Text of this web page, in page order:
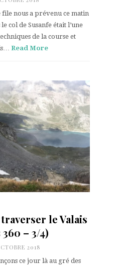
file nous a prévenu ce matin
col de Susanfe était l’une
de la course et
Read More
le Valais
– 3/4)
2018
ce jour là au gré des